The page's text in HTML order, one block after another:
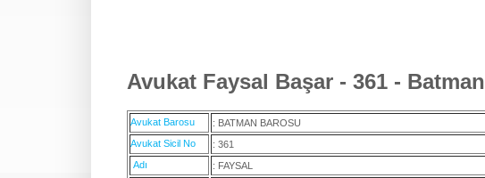
Avukat Faysal Başar - 361 - Batman
Avukat Barosu
: BATMAN BAROSU
Avukat Sicil No
: 361
Adı
: FAYSAL